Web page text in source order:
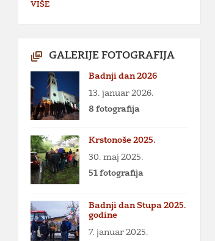
VIŠE
GALERIJE FOTOGRAFIJA
Badnji dan 2026
13. januar 2026.
8 fotografija
Krstonoše 2025.
30. maj 2025.
51 fotografija
Badnji dan Stupa 2025.
godine
7. januar 2025.